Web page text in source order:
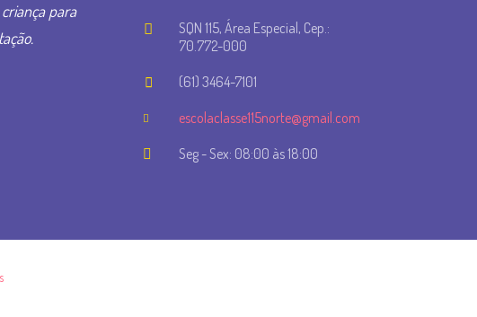
para
SQN 115, Área Especial, Cep.:
70.772-000
(61) 3464-7101
escolaclasse115norte@gmail.com
Seg - Sex: 08:00 às 18:00